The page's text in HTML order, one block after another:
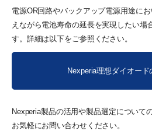
電源OR回路やバックアップ電源用途に
えながら電池寿命の延長を実現したい場
す。詳細は以下をご参照ください。
Nexperia理想ダイオー
Nexperia製品の活用や製品選定について
お気軽にお問い合わせください。